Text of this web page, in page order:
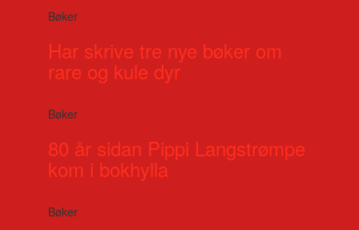
Bøker
Har skrive tre nye bøker om
rare og kule dyr
Bøker
80 år sidan Pippi Langstrømpe
kom i bokhylla
Bøker